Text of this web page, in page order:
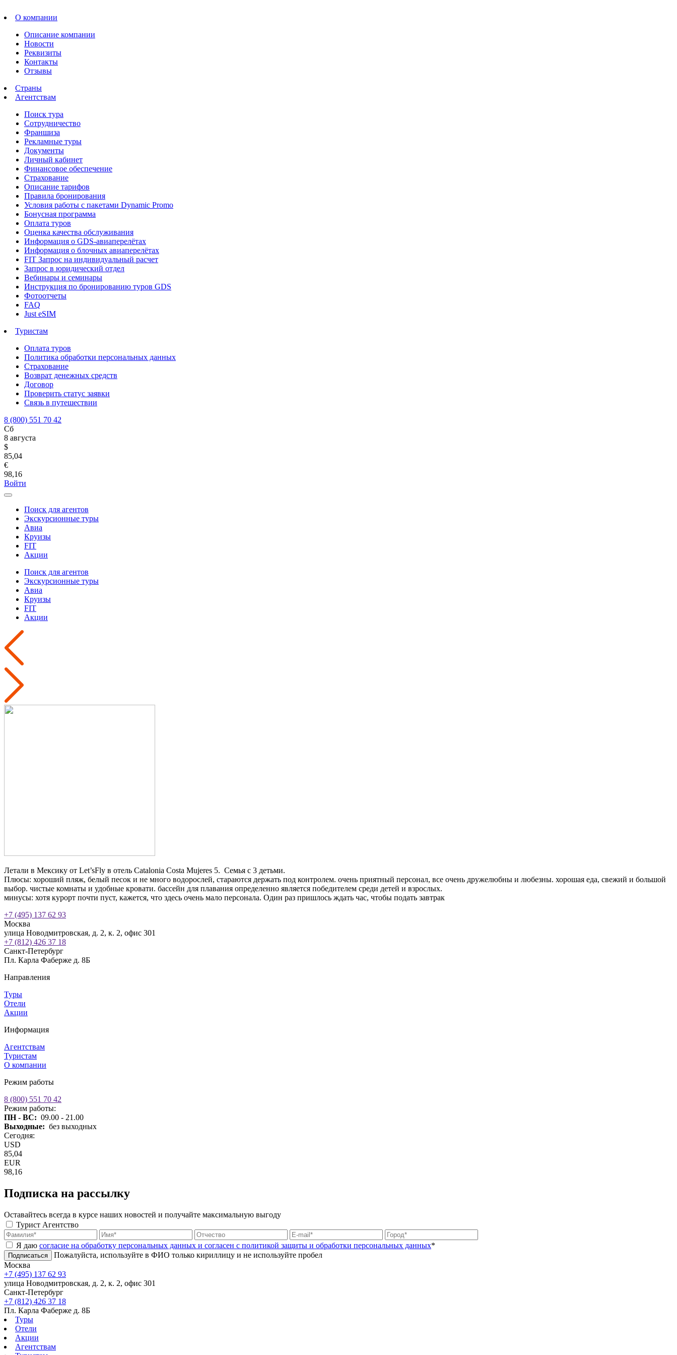
О компании
Описание компании
Новости
Реквизиты
Контакты
Отзывы
Страны
Агентствам
Поиск тура
Сотрудничество
Франшиза
Рекламные туры
Документы
Личный кабинет
Финансовое обеспечение
Страхование
Описание тарифов
Правила бронирования
Условия работы с пакетами Dynamic Promo
Бонусная программа
Оплата туров
Оценка качества обслуживания
Информация о GDS-авиаперелётах
Информация о блочных авиаперелётах
FIT Запрос на индивидуальный расчет
Запрос в юридический отдел
Вебинары и семинары
Инструкция по бронированию туров GDS
Фотоотчеты
FAQ
Just eSIM
Туристам
Оплата туров
Политика обработки персональных данных
Страхование
Возврат денежных средств
Договор
Проверить статус заявки
Связь в путешествии
8 (800) 551 70 42
Сб
8 августа
$
85,04
€
98,16
Войти
Поиск для агентов
Экскурсионные туры
Авиа
Круизы
FIT
Акции
Поиск для агентов
Экскурсионные туры
Авиа
Круизы
FIT
Акции
Летали в Мексику от Let’sFly в отель Catalonia Costa Mujeres 5. Семья с 3 детьми.
Плюсы: хороший пляж, белый песок и не много водорослей, стараются держать под контролем. очень приятный персонал, все очень дружелюбны и любезны. хорошая еда, свежий и большой
выбор. чистые комнаты и удобные кровати. бассейн для плавания определенно является победителем среди детей и взрослых.
минусы: хотя курорт почти пуст, кажется, что здесь очень мало персонала. Один раз пришлось ждать час, чтобы подать завтрак
+7 (495) 137 62 93
Москва
улица Новодмитровская, д. 2, к. 2, офис 301
+7 (812) 426 37 18
Санкт-Петербург
Пл. Карла Фаберже д. 8Б
Направления
Туры
Отели
Акции
Информация
Агентствам
Туристам
О компании
Режим работы
8 (800) 551 70 42
Режим работы:
ПН - ВС: 09.00 - 21.00
Выходные: без выходных
Сегодня:
USD
85,04
EUR
98,16
Подписка на рассылку
Оставайтесь всегда в курсе наших новостей и получайте максимальную выгоду
Турист Агентство
Я даю согласие на обработку персональных данных и согласен с политикой защиты и обработки персональных данных*
Подписаться
Пожалуйста, используйте в ФИО только кириллицу и не используйте пробел
Москва
+7 (495) 137 62 93
улица Новодмитровская, д. 2, к. 2, офис 301
Санкт-Петербург
+7 (812) 426 37 18
Пл. Карла Фаберже д. 8Б
Туры
Отели
Акции
Агентствам